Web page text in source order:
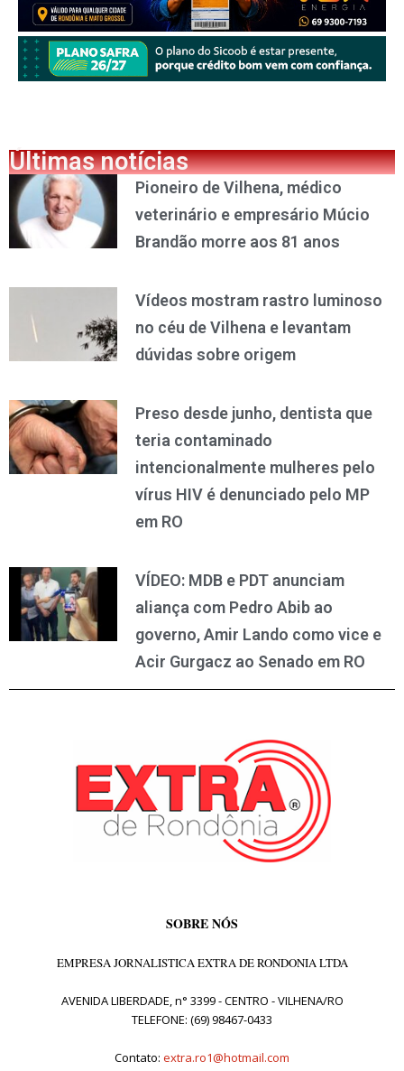
Últimas notícias
Pioneiro de Vilhena, médico
veterinário e empresário Múcio
Brandão morre aos 81 anos
Vídeos mostram rastro luminoso
no céu de Vilhena e levantam
dúvidas sobre origem
Preso desde junho, dentista que
teria contaminado
intencionalmente mulheres pelo
vírus HIV é denunciado pelo MP
em RO
VÍDEO: MDB e PDT anunciam
aliança com Pedro Abib ao
governo, Amir Lando como vice e
Acir Gurgacz ao Senado em RO
SOBRE NÓS
EMPRESA JORNALISTICA EXTRA DE RONDONIA LTDA
AVENIDA LIBERDADE, n° 3399 - CENTRO - VILHENA/RO
TELEFONE: (69) 98467-0433
Contato: extra.ro1@hotmail.com